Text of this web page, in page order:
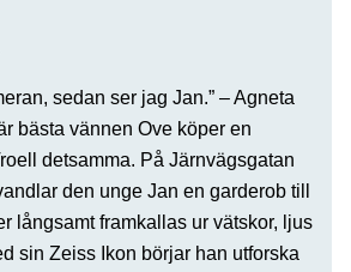
sedan ser jag Jan.” – Agneta
bästa vännen Ove köper en
detsamma. På Järnvägsgatan
den unge Jan en garderob till
långsamt framkallas ur vätskor, ljus
sin Zeiss Ikon börjar han utforska